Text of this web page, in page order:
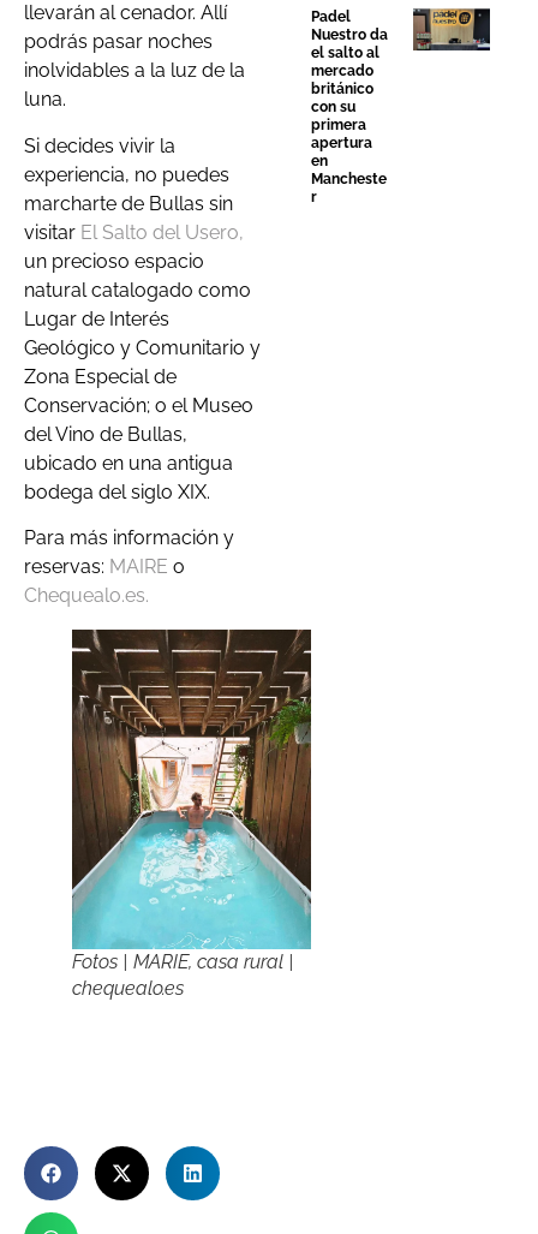
llevarán al cenador. Allí
podrás pasar noches
inolvidables a la luz de la
luna.
Si decides vivir la
experiencia, no puedes
marcharte de Bullas sin
visitar El Salto del Usero,
un precioso espacio
natural catalogado como
Lugar de Interés
Geológico y Comunitario y
Zona Especial de
Conservación; o el Museo
del Vino de Bullas,
ubicado en una antigua
bodega del siglo XIX.
Para más información y
reservas: MAIRE o
Chequealo.es.
Fotos | MARIE, casa rural |
chequealo.es
Padel
Nuestro da
el salto al
mercado
británico
con su
primera
apertura
en
Mancheste
r